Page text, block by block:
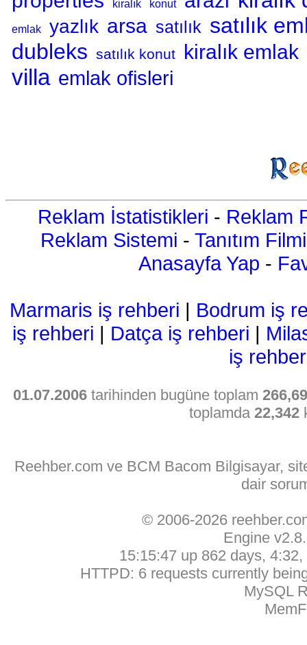
kiralık konut
emlak yazlık arsa satılık satılık
dubleks satılık konut kiralık emlak
villa emlak ofisleri
Reklam İstatistikleri - Reklam
Reklam Sistemi - Tanıtım Filmi
Anasayfa Yap -
Marmaris iş rehberi | Bodrum iş
iş rehberi | Datça iş rehberi |
iş
01.07.2006 tarihinden bugüne toplam
toplamda 22,342
Reehber.com ve BCM Bacom Bilgisayar,
dair
© 2006-2026
Engine
15:15:47 up 862 days,
HTTPD: 6 requests currently
MySQL